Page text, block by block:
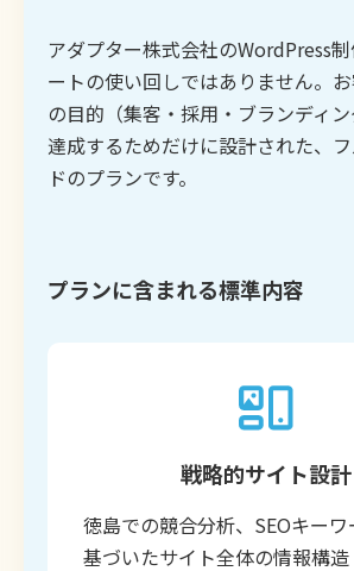
アダプター株式会社のWordPress
ートの使い回しではありません。
の目的（集客・採用・ブランディ
達成するためだけに設計された、
ドのプランです。
プランに含まれる標準内容
戦略的サイト設計
徳島での競合分析、SEOキー
基づいたサイト全体の情報構